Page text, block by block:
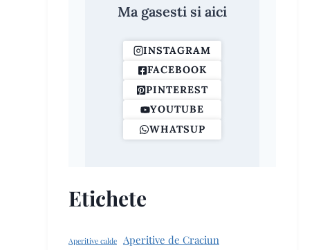
Ma gasesti si aici
INSTAGRAM
FACEBOOK
PINTEREST
YOUTUBE
WHATSUP
Etichete
Aperitive calde Aperitive de Craciun